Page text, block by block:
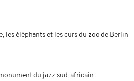
les éléphants et les ours du zoo de Berlin
du jazz sud-africain